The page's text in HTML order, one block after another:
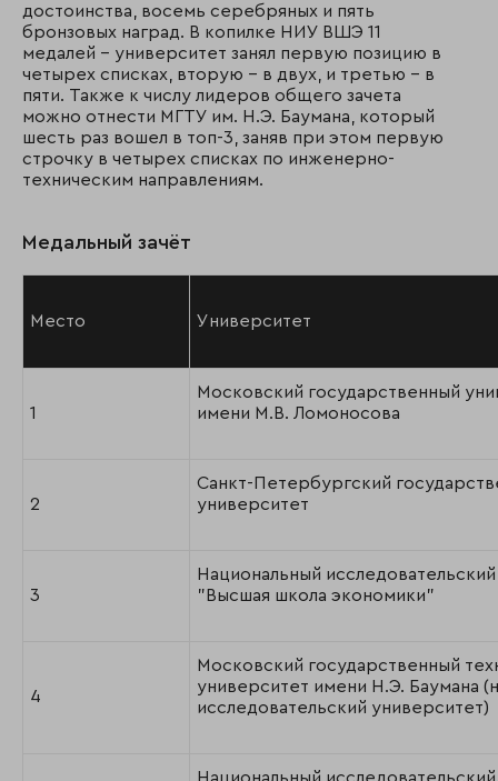
достоинства, восемь серебряных и пять
бронзовых наград. В копилке НИУ ВШЭ 11
медалей – университет занял первую позицию в
четырех списках, вторую – в двух, и третью – в
пяти. Также к числу лидеров общего зачета
можно отнести МГТУ им. Н.Э. Баумана, который
шесть раз вошел в топ-3, заняв при этом первую
строчку в четырех списках по инженерно-
техническим направлениям.
Медальный зачёт
Место Университет
1
Московский государственный
имени М.В. Ломоносова
2
Санкт-Петербургский
университет
3
Национальный
"Высшая школа экономики"
4
Московский государственный
университет имени Н.Э. Баумана
исследовательский университет)
Национальный